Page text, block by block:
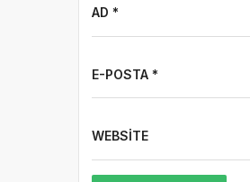
AD *
E-POSTA *
WEBSITE